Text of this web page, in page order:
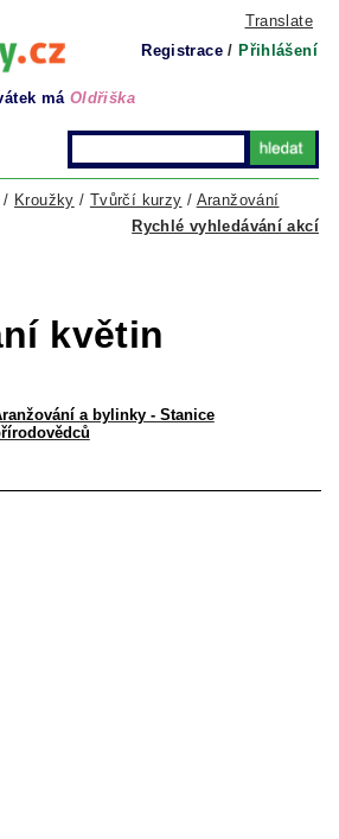
Translate
Registrace / Přihlášení
má Oldřiška
Rychlé vyhledávání akcí
/ Kroužky / Tvůrčí kurzy / Aranžování
květin
a bylinky - Stanice